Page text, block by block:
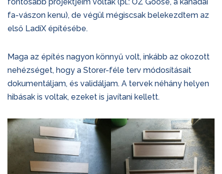
fontosabb projektjeim voltak (pl.: OZ Goose, a kanadai
fa-vászon kenu), de végül mégiscsak belekezdtem az
első LadiX építésébe.
Maga az építés nagyon könnyű volt, inkább az okozott
nehézséget, hogy a Storer-féle terv módosításait
dokumentáljam, és validáljam. A tervek néhány helyen
hibásak is voltak, ezeket is javítani kellett.